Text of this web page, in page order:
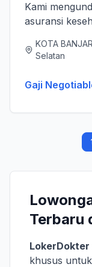
Kami
asuransi
(Senior
KOTA
Selatan
Gaji
Terbaru
LokerDokter
khusus